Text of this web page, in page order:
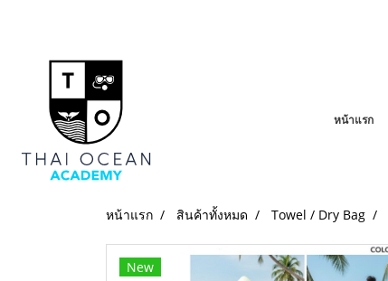
หน้าแรก
หน้าแรก สินค้าทั้งหมด Towel / Dry Bag
New